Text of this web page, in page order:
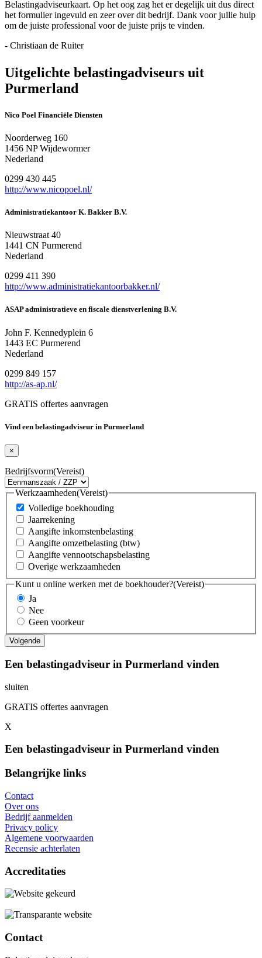
Belastingadviseurkaart. Op het oog zag het er degelijk uit dus direct
het formulier ingevuld en zeer over dit bedrijf. Dank voor jullie hulp
om de juiste professional voor de juiste prijs te vinden.
- Christiaan de Ruiter
Uitgelichte belastingadviseurs uit
Purmerland
Nico Poel Financiële Diensten
Noorderweg 160
1456 NP Wijdewormer
Nederland
0299 430 445
http://www.nicopoel.nl/
Administratiekantoor K. Bakker B.V.
Nieuwstraat 40
1441 CN Purmerend
Nederland
0299 411 390
http://www.administratiekantoorbakker.nl/
ASAP administratieve en fiscale dienstverlening B.V.
John F. Kennedyplein 6
1443 EC Purmerend
Nederland
0299 849 157
http://as-ap.nl/
GRATIS offertes aanvragen
Vind een belastingadviseur in Purmerland
×
Bedrijfsvorm(Vereist)
Werkzaamheden(Vereist)
Volledige boekhouding
Jaarrekening
Aangifte inkomstenbelasting
Aangifte omzetbelasting (btw)
Aangifte vennootschapsbelasting
Overige werkzaamheden
Kunt u online werken met de boekhouder?(Vereist)
Ja
Nee
Geen voorkeur
Een belastingadviseur in Purmerland vinden
sluiten
GRATIS offertes aanvragen
X
Een belastingadviseur in Purmerland vinden
Belangrijke links
Contact
Over ons
Bedrijf aanmelden
Privacy policy
Algemene voorwaarden
Recensie achterlaten
Accreditaties
Contact